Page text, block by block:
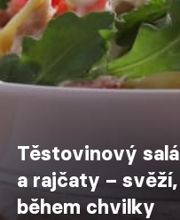
Těstovinový
a rajčaty –
během chvilky